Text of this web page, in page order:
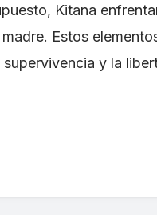
Kitana
Estos
y la